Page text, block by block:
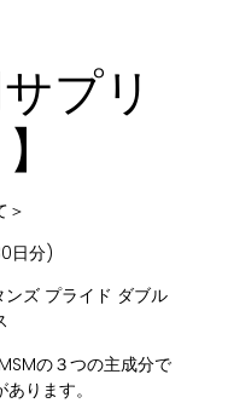
プリ
＞
日分)
ズ プライド ダブル
の３つの主成分で
ります。